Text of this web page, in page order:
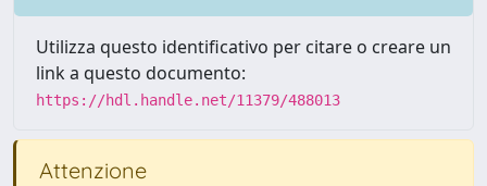
Utilizza questo identificativo per citare o creare un
link a questo documento:
https://hdl.handle.net/11379/488013
Attenzione